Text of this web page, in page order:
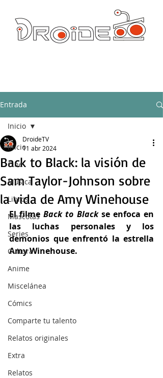
Entrada
Inicio
Cine
Música
Libros
Mascotas
Series
Cultura
Anime
Miscelánea
Cómics
Comparte tu talento
Relatos originales
Extra
Relatos
Inicio
Back to Black: la visión de
Sam Taylor-Johnson sobre
la vida de Amy Winehouse
DroideTV
11 abr 2024
El filme Back to Black se enfoca en
las luchas personales y los
demonios que enfrentó la estrella
Amy Winehouse.